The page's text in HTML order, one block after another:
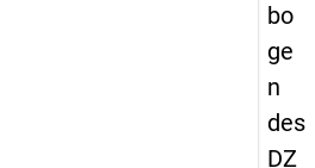
bo
ge
n
des
DZ